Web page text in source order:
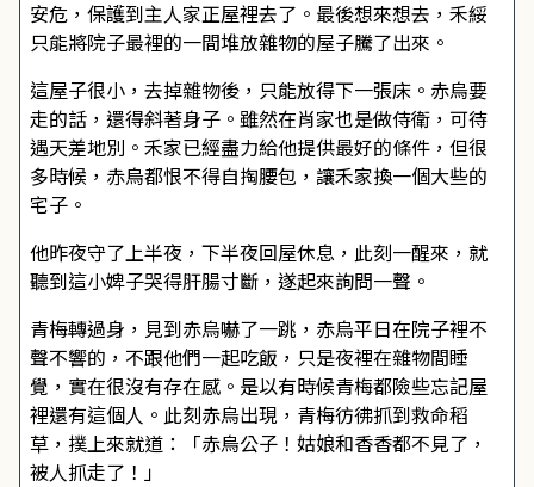
安危，保護到主人家正屋裡去了。最後想來想去，禾綏
只能將院子最裡的一間堆放雜物的屋子騰了出來。
這屋子很小，去掉雜物後，只能放得下一張床。赤烏要
走的話，還得斜著身子。雖然在肖家也是做侍衛，可待
遇天差地別。禾家已經盡力給他提供最好的條件，但很
多時候，赤烏都恨不得自掏腰包，讓禾家換一個大些的
宅子。
他昨夜守了上半夜，下半夜回屋休息，此刻一醒來，就
聽到這小婢子哭得肝腸寸斷，遂起來詢問一聲。
青梅轉過身，見到赤烏嚇了一跳，赤烏平日在院子裡不
聲不響的，不跟他們一起吃飯，只是夜裡在雜物間睡
覺，實在很沒有存在感。是以有時候青梅都險些忘記屋
裡還有這個人。此刻赤烏出現，青梅彷彿抓到救命稻
草，撲上來就道：「赤烏公子！姑娘和香香都不見了，
被人抓走了！」